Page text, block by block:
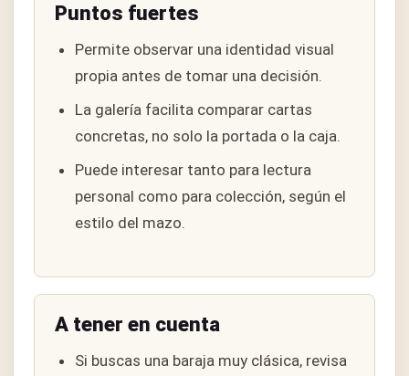
Puntos fuertes
Permite observar una identidad visual
propia antes de tomar una decisión.
La galería facilita comparar cartas
concretas, no solo la portada o la caja.
Puede interesar tanto para lectura
personal como para colección, según el
estilo del mazo.
A tener en cuenta
Si buscas una baraja muy clásica, revisa